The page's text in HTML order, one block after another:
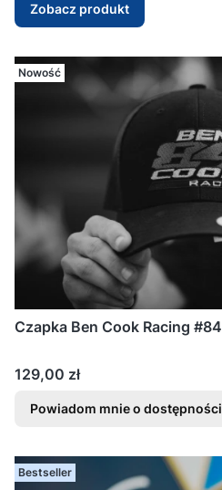
Zobacz produkt
Nowość
Czapka Ben Cook Racing #84
Cena
129,00 zł
Powiadom mnie o dostępności
Bestseller